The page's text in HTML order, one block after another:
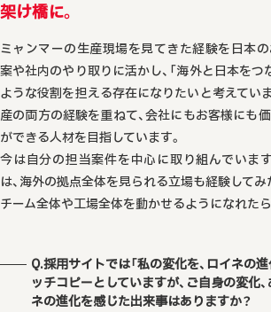
架け橋に。
ミャンマーの生産現場を見てきた経験を日本
案や社内のやり取りに活かし、「海外と日本をつ
ような役割を担える存在になりたいと考えてい
産の両方の経験を重ねて、会社にもお客様にも
ができる人材を目指しています。
今は自分の担当案件を中心に取り組んでいま
は、海外の拠点全体を見られる立場も経験してみ
チーム全体や工場全体を動かせるようになれたら
Q.採用サイトでは「私の変化を、ロイネの進
ッチコピーとしていますが、ご自身の変化
ネの進化を感じた出来事はありますか？